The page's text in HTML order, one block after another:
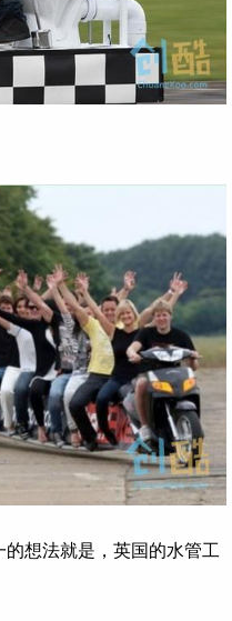
想法就是，英国的水管工